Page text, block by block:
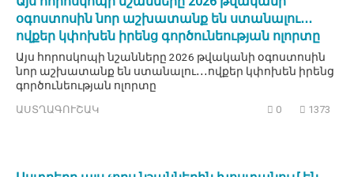
օգոստոսին նոր աշխատանք են ստանալու․․․
ովքեր կփոխեն իրենց գործունեության ոլորտը
Այս հորոսկոպի նշանները 2026 թվականի օգոստոսին
նոր աշխատանք են ստանալու․․․ովքեր կփոխեն իրենց
գործունեության ոլորտը
ԱՍՏՂԱԳՈՒՇԱԿ 0 1373